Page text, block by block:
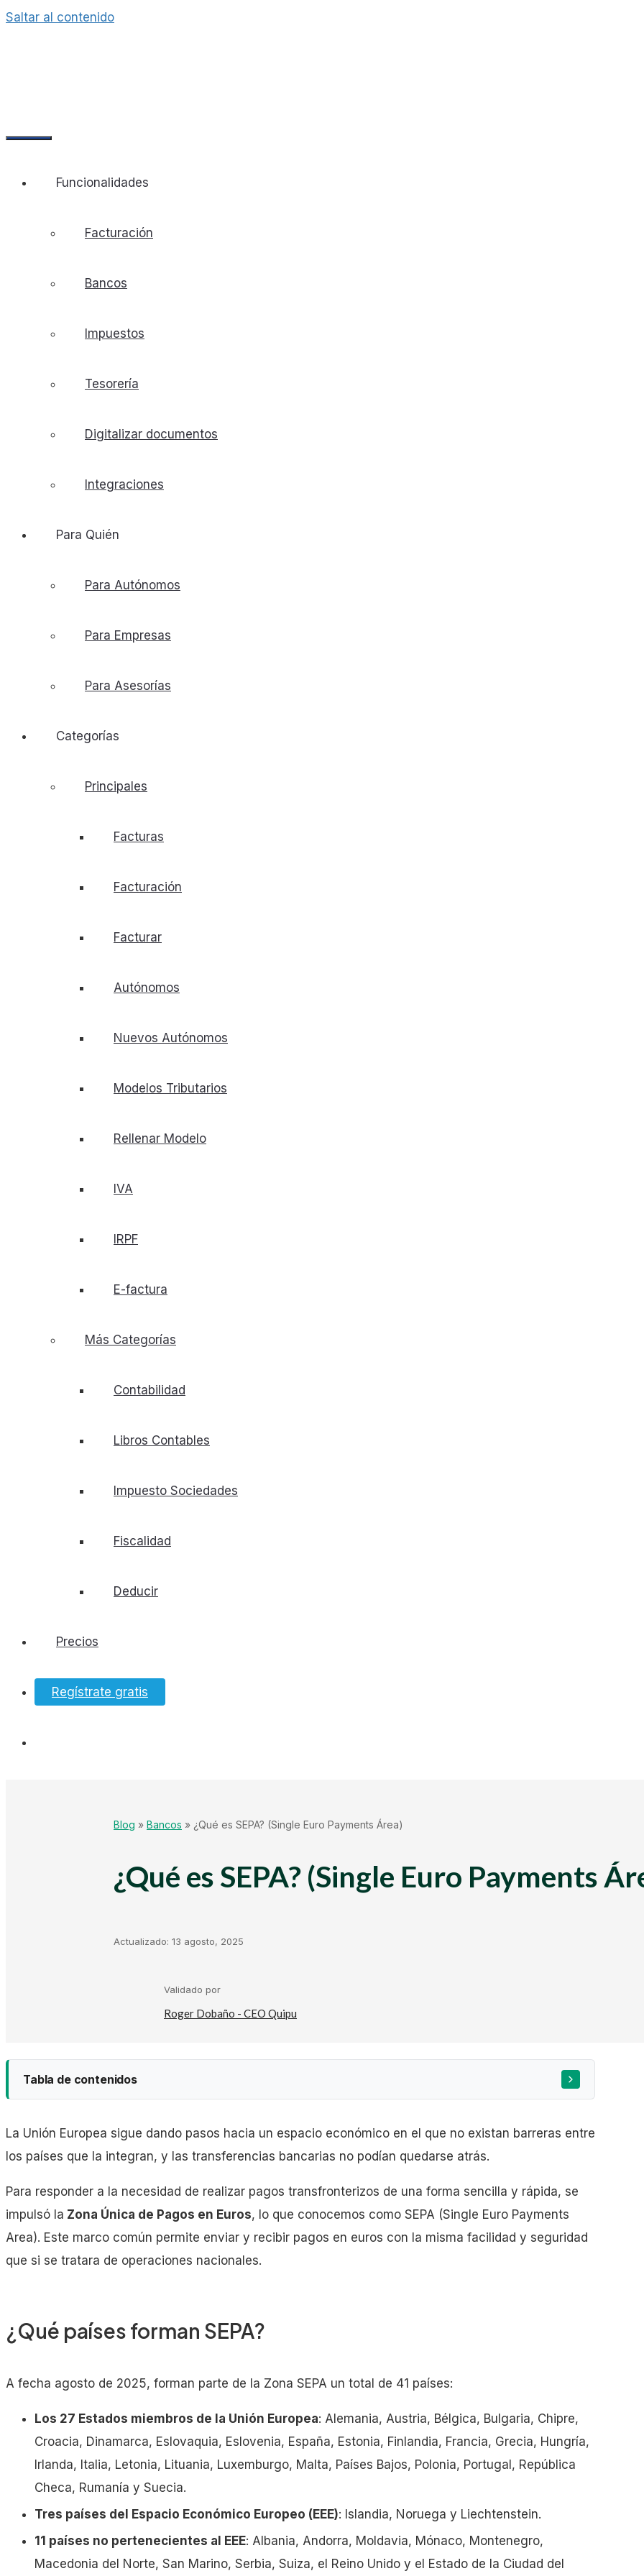
Saltar al contenido
Funcionalidades
Facturación
Bancos
Impuestos
Tesorería
Digitalizar documentos
Integraciones
Para Quién
Para Autónomos
Para Empresas
Para Asesorías
Categorías
Principales
Facturas
Facturación
Facturar
Autónomos
Nuevos Autónomos
Modelos Tributarios
Rellenar Modelo
IVA
IRPF
E-factura
Más Categorías
Contabilidad
Libros Contables
Impuesto Sociedades
Fiscalidad
Deducir
Bancos
Mundo Startup
Kit Digital
Plantillas Facturación
Gestorías
Laboral
Empresas
Precios
Regístrate gratis
Blog » Bancos » ¿Qué es SEPA? (Single Euro Payments Área)
¿Qué es SEPA? (Single Euro Payments
Actualizado: 13 agosto, 2025
Validado por
Roger Dobaño - CEO Quipu
Tabla de contenidos
Domiciliaciones
Tarjetas bancarias
La Unión Europea sigue dando pasos hacia un espacio económico en el que no existan barreras entre
los países que la integran, y las transferencias bancarias no podían quedarse atrás.
Para responder a la necesidad de realizar pagos transfronterizos de una forma sencilla y rápida, se
impulsó la Zona Única de Pagos en Euros, lo que conocemos como SEPA (Single Euro Payments
Area). Este marco común permite enviar y recibir pagos en euros con la misma facilidad y seguridad
que si se tratara de operaciones nacionales.
¿Qué países forman SEPA?
A fecha agosto de 2025, forman parte de la Zona SEPA un total de 41 países:
Los 27 Estados miembros de la Unión Europea: Alemania, Austria, Bélgica, Bulgaria, Chipre,
Croacia, Dinamarca, Eslovaquia, Eslovenia, España, Estonia, Finlandia, Francia, Grecia, Hungría,
Irlanda, Italia, Letonia, Lituania, Luxemburgo, Malta, Países Bajos, Polonia, Portugal, República
Checa, Rumanía y Suecia.
Tres países del Espacio Económico Europeo (EEE): Islandia, Noruega y Liechtenstein.
11 países no pertenecientes al EEE: Albania, Andorra, Moldavia, Mónaco, Montenegro,
Macedonia del Norte, San Marino, Serbia, Suiza, el Reino Unido y el Estado de la Ciudad del